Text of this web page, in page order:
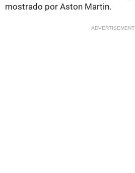
mostrado por Aston Martin.
ADVERTISEMENT